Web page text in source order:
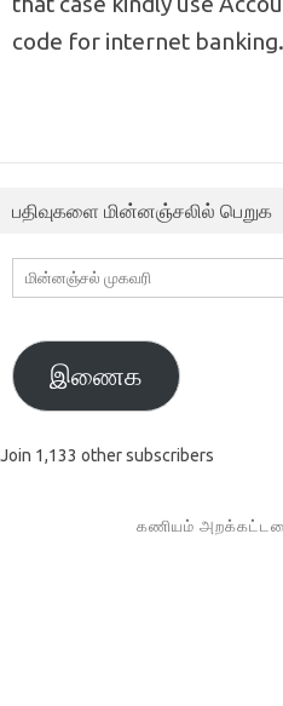
code for internet banking.
பதிவுகளை மின்னஞ்சலில் பெறுக
மின்னஞ்சல்
முகவரி
இணைக
Join 1,133 other subscribers
கணியம்